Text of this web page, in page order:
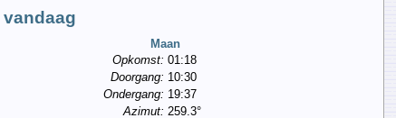
Maan
Opkomst: 01:18
Doorgang: 10:30
Ondergang: 19:37
Azimut: 259.3°